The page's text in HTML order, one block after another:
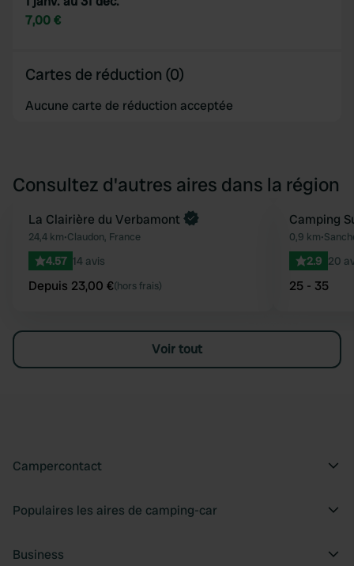
7,00 €
Cartes de réduction (0)
Aucune carte de réduction acceptée
Consultez d'autres aires dans la région
Préféré
Reserve maintenant
La Clairière du Verbamont
24,4 km•Claudon, France
4.57 14 avis
Depuis 23,00 €(hors frais)
Camping
0,9 km•
2.9 20
25 - 35
Voir tout
Campercontact
Populaires les aires de camping-car
Business